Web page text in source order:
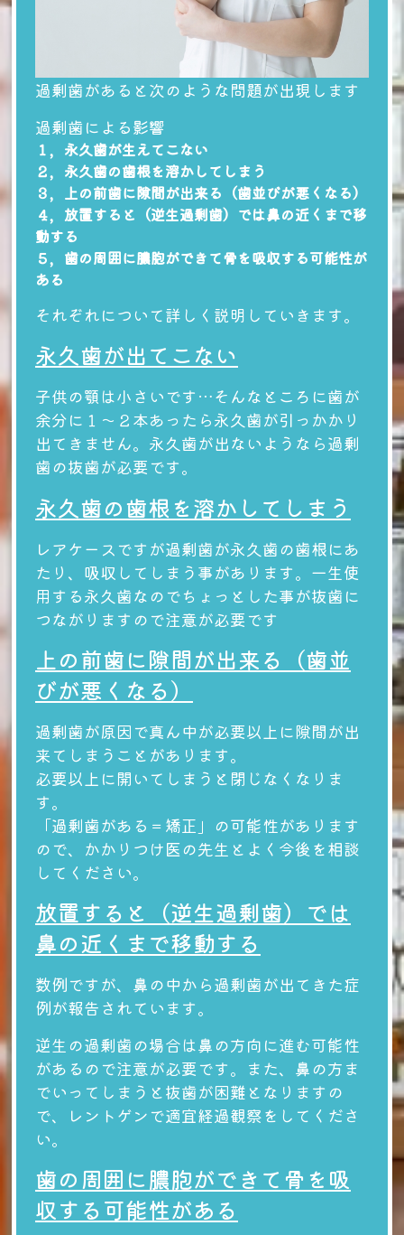
過剰歯があると次のような問題が出現します
過剰歯による影響
１，永久歯が生えてこない
２，永久歯の歯根を溶かしてしまう
３，上の前歯に隙間が出来る（歯並びが悪くなる）
４，放置すると（逆生過剰歯）では鼻の近くまで移
動する
５，歯の周囲に膿胞ができて骨を吸収する可能性が
ある
それぞれについて詳しく説明していきます。
永久歯が出てこない
子供の顎は小さいです…そんなところに歯が
余分に１〜２本あったら永久歯が引っかかり
出てきません。永久歯が出ないようなら過剰
歯の抜歯が必要です。
永久歯の歯根を溶かしてしまう
レアケースですが過剰歯が永久歯の歯根にあ
たり、吸収してしまう事があります。一生使
用する永久歯なのでちょっとした事が抜歯に
つながりますので注意が必要です
上の前歯に隙間が出来る（歯並
びが悪くなる）
過剰歯が原因で真ん中が必要以上に隙間が出
来てしまうことがあります。
必要以上に開いてしまうと閉じなくなりま
す。
「過剰歯がある＝矯正」の可能性があります
ので、かかりつけ医の先生とよく今後を相談
してください。
放置すると（逆生過剰歯）では
鼻の近くまで移動する
数例ですが、鼻の中から過剰歯が出てきた症
例が報告されています。
逆生の過剰歯の場合は鼻の方向に進む可能性
があるので注意が必要です。また、鼻の方ま
でいってしまうと抜歯が困難となりますの
で、レントゲンで適宜経過観察をしてくださ
い。
歯の周囲に膿胞ができて骨を吸
収する可能性がある